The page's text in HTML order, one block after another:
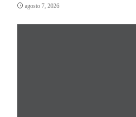
agosto 7, 2026